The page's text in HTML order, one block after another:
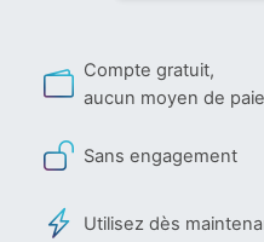
Compte gratuit,
aucun moyen de
Sans engagement
Utilisez dès